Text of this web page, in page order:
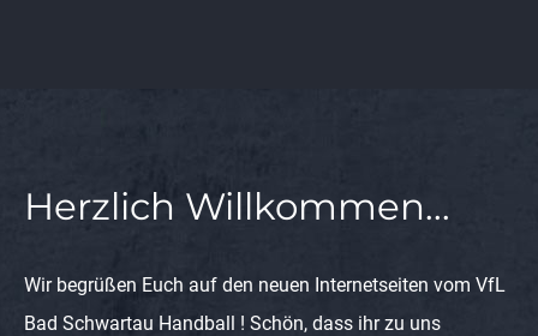
Herzlich Willkommen...
Wir begrüßen Euch auf den neuen Internetseiten vom VfL
Bad Schwartau Handball ! Schön, dass ihr zu uns